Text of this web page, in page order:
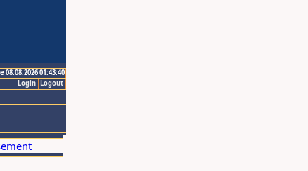
08.08.2026 01:43:40
Logout
Login